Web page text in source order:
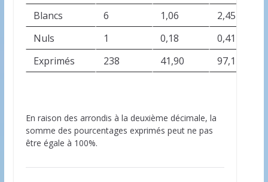
Blancs
6 1,06
2,45
Nuls
1 0,18
0,41
Exprimés
238 41,90 97,14
En raison des arrondis à la deuxième décimale, la
somme des pourcentages exprimés peut ne pas
être égale à 100%.